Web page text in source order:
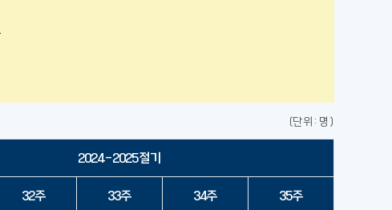
(단위: 명)
2024-2025절기
32주 33주 34주 35주